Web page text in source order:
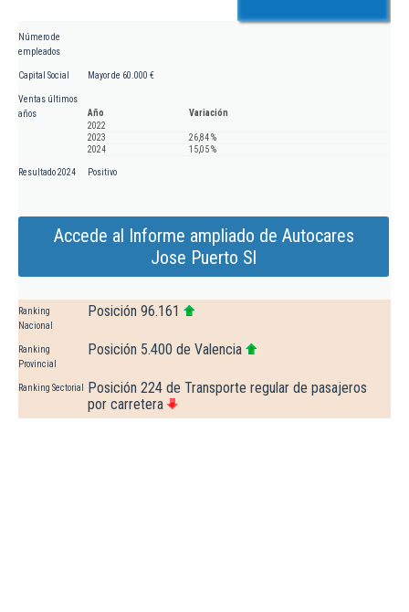
Número de
empleados
Capital Social Mayor de 60.000 €
Ventas últimos
años
Año
Variación
2022
2023
26,84 %
2024
15,05 %
Resultado 2024 Positivo
Accede al Informe ampliado de Autocares
Jose Puerto Sl
Ranking
Nacional
Posición 96.161
Ranking
Provincial
Posición 5.400 de Valencia
Ranking Sectorial
Posición 224 de Transporte regular de pasajeros
por carretera